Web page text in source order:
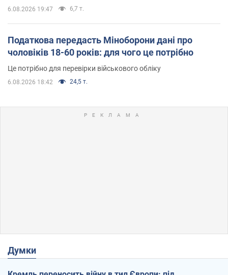
6.08.2026 19:47 6,7 т.
Податкова передасть Міноборони дані про
чоловіків 18-60 років: для чого це потрібно
Це потрібно для перевірки військового обліку
6.08.2026 18:42 24,5 т.
Думки